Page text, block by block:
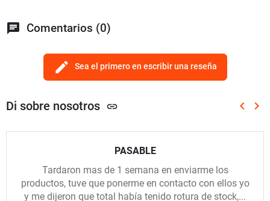
chat Comentarios (0)
edit Sea el primero en escribir una reseña
Di sobre nosotros link keyboard_arrow_left keyboard_arrow_right
PASABLE
Tardaron mas de 1 semana en enviarme los
productos, tuve que ponerme en contacto con ellos yo
y me dijeron que total había tenido rotura de stock,...